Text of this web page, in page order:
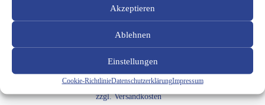
Akzeptieren
Ablehnen
Einstellungen
Cookie-RichtlinieDatenschutzerklärungImpressum
Oelwechselanhänger (10 Stk)
7,38€
In den Warenkorb
inkl. 19 % MwSt.
zzgl.Versandkosten